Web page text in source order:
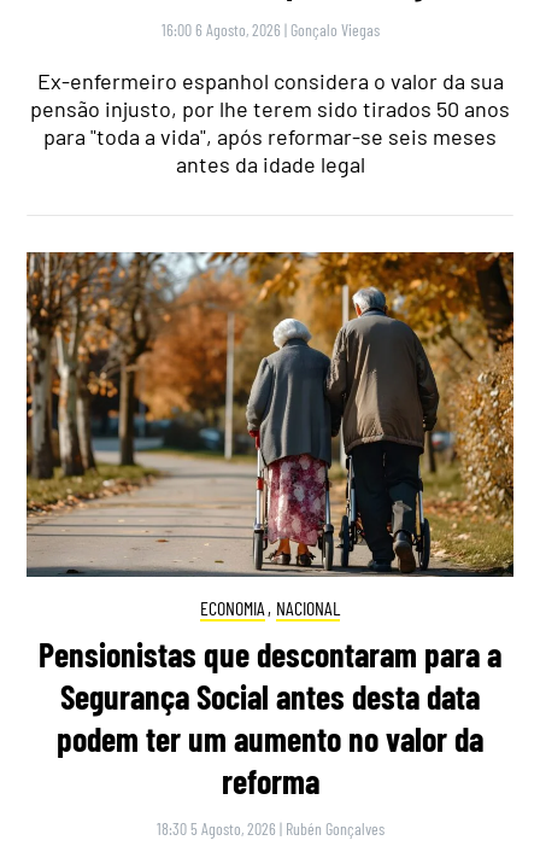
16:00 6 Agosto, 2026 | Gonçalo Viegas
Ex-enfermeiro espanhol considera o valor da sua
pensão injusto, por lhe terem sido tirados 50 anos
para "toda a vida", após reformar-se seis meses
antes da idade legal
ECONOMIA , NACIONAL
Pensionistas que descontaram para a
Segurança Social antes desta data
podem ter um aumento no valor da
reforma
18:30 5 Agosto, 2026 | Rubén Gonçalves